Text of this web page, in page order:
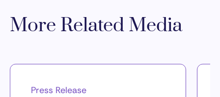
More Related Media
Press Release